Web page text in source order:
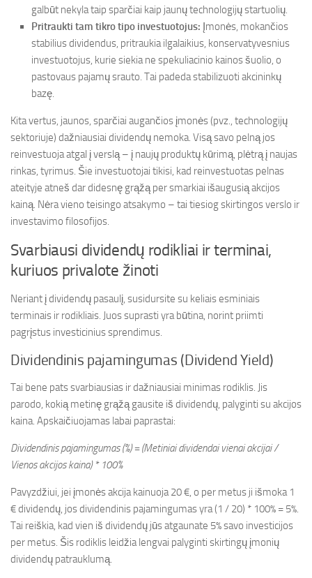
galbūt nekyla taip sparčiai kaip jaunų technologijų startuolių.
Pritraukti tam tikro tipo investuotojus: Įmonės, mokančios
stabilius dividendus, pritraukia ilgalaikius, konservatyvesnius
investuotojus, kurie siekia ne spekuliacinio kainos šuolio, o
pastovaus pajamų srauto. Tai padeda stabilizuoti akcininkų
bazę.
Kita vertus, jaunos, sparčiai augančios įmonės (pvz., technologijų
sektoriuje) dažniausiai dividendų nemoka. Visą savo pelną jos
reinvestuoja atgal į verslą – į naujų produktų kūrimą, plėtrą į naujas
rinkas, tyrimus. Šie investuotojai tikisi, kad reinvestuotas pelnas
ateityje atneš dar didesnę grąžą per smarkiai išaugusią akcijos
kainą. Nėra vieno teisingo atsakymo – tai tiesiog skirtingos verslo ir
investavimo filosofijos.
Svarbiausi dividendų rodikliai ir terminai,
kuriuos privalote žinoti
Neriant į dividendų pasaulį, susidursite su keliais esminiais
terminais ir rodikliais. Juos suprasti yra būtina, norint priimti
pagrįstus investicinius sprendimus.
Dividendinis pajamingumas (Dividend Yield)
Tai bene pats svarbiausias ir dažniausiai minimas rodiklis. Jis
parodo, kokią metinę grąžą gausite iš dividendų, palyginti su akcijos
kaina. Apskaičiuojamas labai paprastai:
Dividendinis pajamingumas (%) = (Metiniai dividendai vienai akcijai /
Vienos akcijos kaina) * 100%
Pavyzdžiui, jei įmonės akcija kainuoja 20 €, o per metus ji išmoka 1
€ dividendų, jos dividendinis pajamingumas yra (1 / 20) * 100% = 5%.
Tai reiškia, kad vien iš dividendų jūs atgaunate 5% savo investicijos
per metus. Šis rodiklis leidžia lengvai palyginti skirtingų įmonių
dividendų patrauklumą.